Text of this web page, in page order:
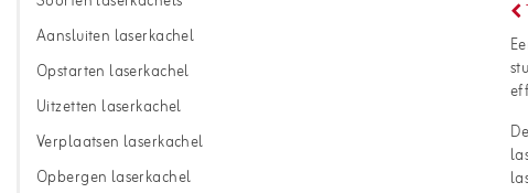
Aansluiten laserkachel
Opstarten laserkachel
Uitzetten laserkachel
Verplaatsen laserkachel
Opbergen laserkachel